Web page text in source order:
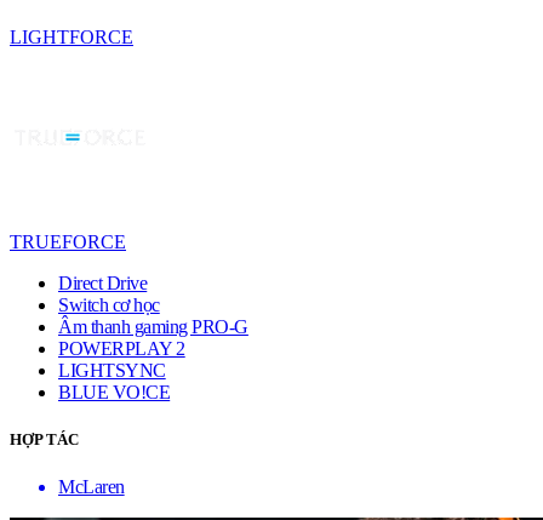
LIGHTFORCE
TRUEFORCE
Direct Drive
Switch cơ học
Âm thanh gaming PRO-G
POWERPLAY 2
LIGHTSYNC
BLUE VO!CE
HỢP TÁC
McLaren